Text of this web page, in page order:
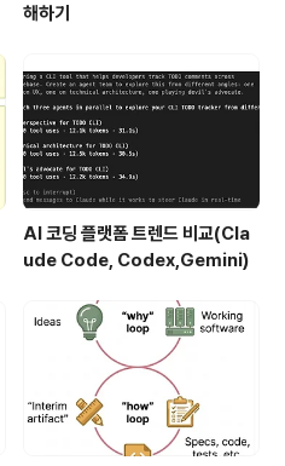
해하기
AI 코딩 플랫폼 트렌드 비교(Cla
ude Code, Codex,Gemini)